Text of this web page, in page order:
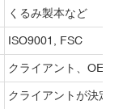
くるみ製本など
ISO9001, FSC
クライアント、OEM
クライアントが決定